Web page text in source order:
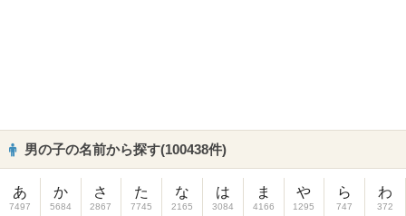
男の子の名前から探す(100438件)
あ
7497
か
5684
さ
2867
た
7745
な
2165
は
3084
ま
4166
や
1295
ら
747
わ
372